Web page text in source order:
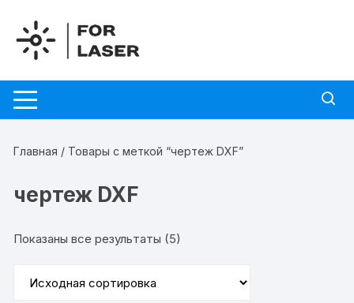
содержимому
Главная / Товары с меткой “чертеж DXF”
чертеж DXF
Показаны все результаты (5)